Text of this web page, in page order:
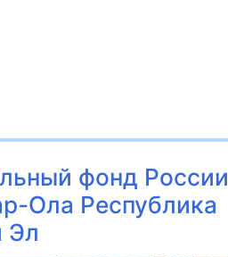
фонд России
Ола Республика
Эл